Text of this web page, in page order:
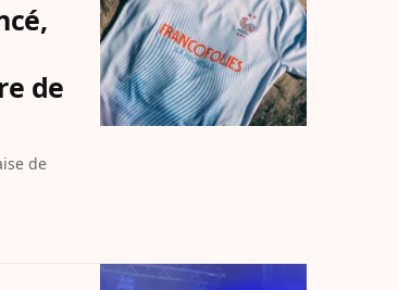
de